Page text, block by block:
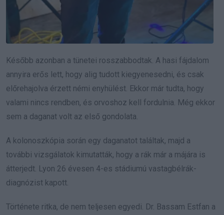
Később azonban a tünetei rosszabbodtak. A hasi fájdalom
annyira erős lett, hogy alig tudott kiegyenesedni, és csak
előrehajolva érzett némi enyhülést. Ekkor már tudta, hogy
valami nincs rendben, és orvoshoz kell fordulnia. Még ekkor
sem a daganat volt az első gondolata.
A kolonoszkópia során egy daganatot találtak, majd a
további vizsgálatok kimutatták, hogy a rák már a májára is
átterjedt. Lyon 26 évesen 4-es stádiumú vastagbélrák-
diagnózist kapott.
Története ritka, de nem teljesen egyedi. Dr. Bassam Estfan a